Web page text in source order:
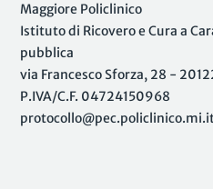
Maggiore Policlinico
Istituto di Ricovero e Cura a
pubblica
via Francesco Sforza, 28 -
P.IVA/C.F. 04724150968